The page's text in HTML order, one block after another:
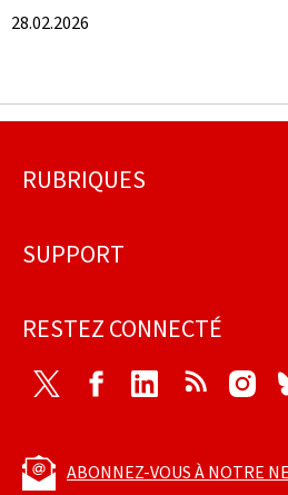
28.02.2026
Pied
page
RUBRIQUES
SUPPORT
RESTEZ CONNECTÉ
Twitter FacebookLinkedIn RSS
ABONNEZ-VOUS À NOTRE